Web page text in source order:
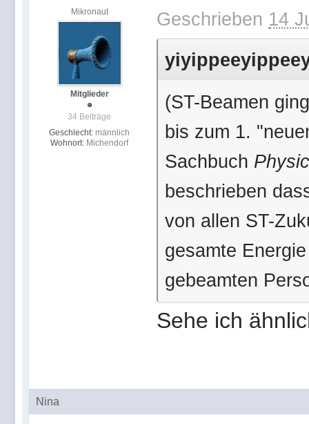
Mikronaut
Mitglieder
34 Beiträge
Geschlecht: männlich
Wohnort: Michendorf
Geschrieben 14
(ST-Beamen
bis zum 1.
Sachbuch
beschrieben
von allen ST-
gesamte
gebeamten
Sehe ich
Nina